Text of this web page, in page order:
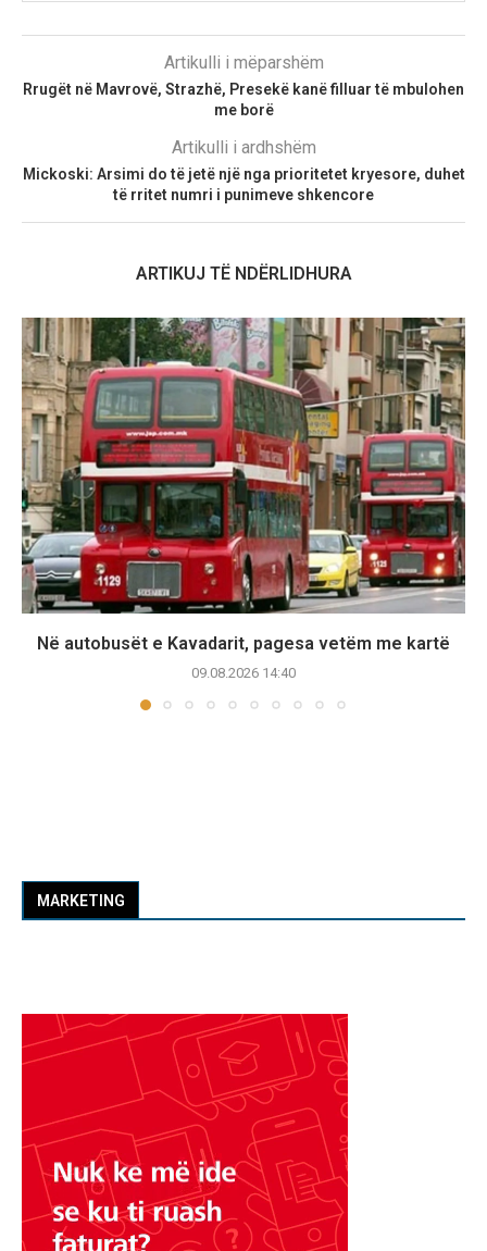
Artikulli i mëparshëm
Rrugët në Mavrovë, Strazhë, Presekë kanë filluar të mbulohen
me borë
Artikulli i ardhshëm
Mickoski: Arsimi do të jetë një nga prioritetet kryesore, duhet
të rritet numri i punimeve shkencore
ARTIKUJ TË NDËRLIDHURA
Në autobusët e Kavadarit, pagesa vetëm me kartë
09.08.2026 14:40
MARKETING